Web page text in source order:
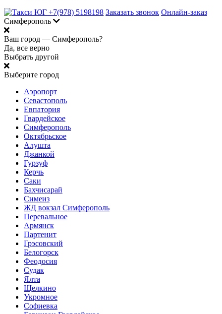
+7(978) 5198198 Заказать звонок Онлайн-заказ
Симферополь
Ваш город — Симферополь?
Да, все верно
Выбрать другой
Выберите город
Аэропорт
Севастополь
Евпатория
Гвардейское
Симферополь
Октябрьское
Алушта
Джанкой
Гурзуф
Керчь
Саки
Бахчисарай
Симеиз
ЖД вокзал Симферополь
Перевальное
Армянск
Партенит
Грэсовский
Белогорск
Феодосия
Судак
Ялта
Щелкино
Укромное
Софиевка